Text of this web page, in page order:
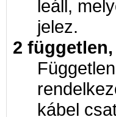
leáll,
jelez.
2
kábel